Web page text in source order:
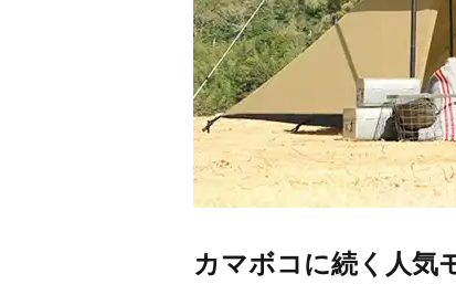
カマボコに続く人気